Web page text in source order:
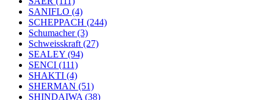
SANIFLO (4)
SCHEPPACH (244)
Schumacher(3)
Schweisskraft (27)
SEALEY (94)
SENCI (111)
SHAKTI (4)
SHERMAN (51)
SHINDAIWA (38)